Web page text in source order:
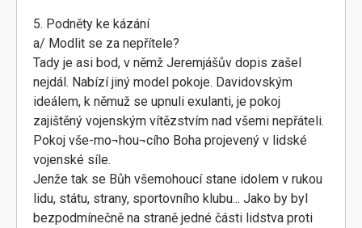
5. Podněty ke kázání
a/ Modlit se za nepřítele?
Tady je asi bod, v němž Jeremjášův dopis zašel
nejdál. Nabízí jiný model pokoje. Davidovským
ideálem, k němuž se upnuli exulanti, je pokoj
zajištěný vojenským vítězstvím nad všemi nepřáteli.
Pokoj vše-mo¬hou¬cího Boha projevený v lidské
vojenské síle.
Jenže tak se Bůh všemohoucí stane idolem v rukou
lidu, státu, strany, sportovního klubu... Jako by byl
bezpodmínečně na straně jedné části lidstva proti